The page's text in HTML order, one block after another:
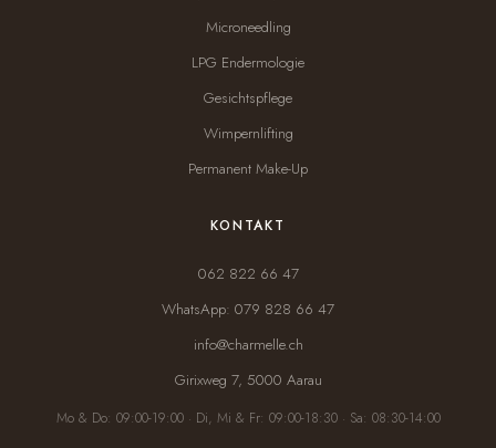
Microneedling
LPG Endermologie
Gesichtspflege
Wimpernlifting
Permanent Make-Up
KONTAKT
062 822 66 47
WhatsApp: 079 828 66 47
info@charmelle.ch
Girixweg 7, 5000 Aarau
Mo & Do: 09:00-19:00 · Di, Mi & Fr: 09:00-18:30 · Sa: 08:30-14:00